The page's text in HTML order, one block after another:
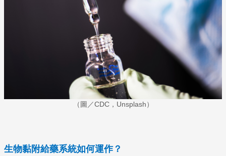
（圖／CDC，Unsplash）
生物黏附給藥系統如何運作？